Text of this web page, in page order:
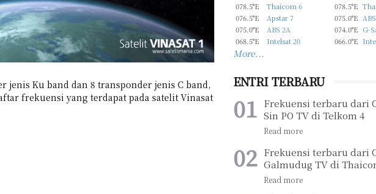
Ku band dan 8 transponder jenis C band,
frekuensi yang terdapat pada satelit Vinasat
078.5°E
Thaicom 6 078.5°E
076.5°E
Apstar 7 075.0°E
075.0°E
ABS 2A 074.0°E G-
068.5°E
Intelsat 20 066.0°E
More...
ENTRI TERBARU
Frekuensi terbaru dari
Sin PO TV di Telkom 4
Frekuensi terbaru dari
Galmudug TV di